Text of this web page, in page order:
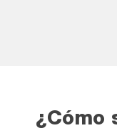
¿Cómo